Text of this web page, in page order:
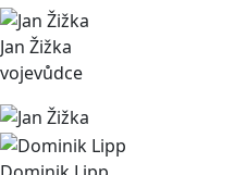
Jan Žižka
vojevůdce